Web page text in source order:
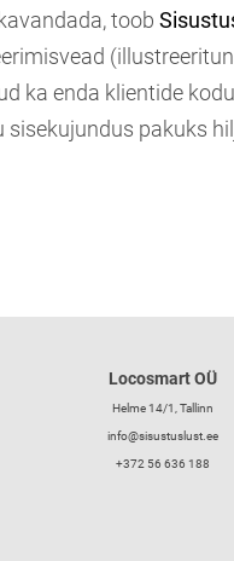
toob
ka enda klientide
sisekujundus pakuks
Locosmart OÜ
Helme 14/1, Tallinn
info@sisustuslust.ee
+372 56 636 188